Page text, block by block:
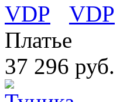
VDP
Платье
37 296 руб.